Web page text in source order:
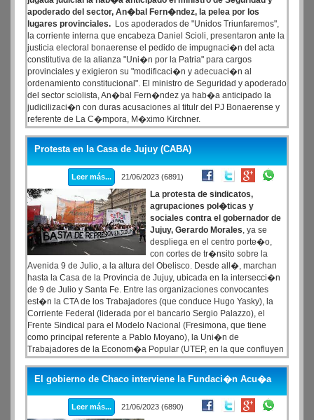
apoderado del sector, An�bal Fern�ndez, la pelea por los
lugares provinciales. Los apoderados de "Unidos Triunfaremos",
la corriente interna que encabeza Daniel Scioli, presentaron ante la
justicia electoral bonaerense el pedido de impugnaci�n del acta
constitutiva de la alianza "Uni�n por la Patria" para cargos
provinciales y exigieron su "modificaci�n y adecuaci�n al
ordenamiento constitucional". El ministro de Seguridad y apoderado
del sector sciolista, An�bal Fern�ndez ya hab�a anticipado la
judicilizaci�n con duras acusaciones al titulr del PJ Bonaerense y
referente de La C�mpora, M�ximo Kirchner.
Protesta en la Casa de Jujuy (CABA)
Leer más... 21/06/2023 (6891)
La protesta de sindicatos,
agrupaciones pol�ticas y
sociales contra el gobernador de
Jujuy, Gerardo Morales, ya se
despliega en el centro porte�o,
con cortes de tr�nsito sobre la
Avenida 9 de Julio, a la altura del Obelisco. Desde all�, marchan
hasta la Casa de la Provincia de Jujuy, ubicada en la intersecci�n
de 9 de Julio y Santa Fe. Entre las organizaciones convocantes
est�n la CTA de los Trabajadores (que conduce Hugo Yasky), la
Corriente Federal (liderada por el bancario Sergio Palazzo), el
Frente Sindical para el Modelo Nacional (Fresimona, que tiene
como principal referente a Pablo Moyano), la Uni�n de
Trabajadores de la Econom�a Popular (UTEP, en la que confluyen
el Movimiento Evita, la Corriente Clasista y Combativa, Barrios de
Pie, y el MTE, de Juan Grabois, entre otros).
El gobierno de Chaco interviene la Fundaci�n Acu�a
Leer más... 21/06/2023 (6890)